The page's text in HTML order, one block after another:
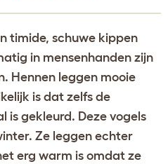
timide, schuwe kippen
in mensenhanden zijn
Hennen leggen mooie
is dat zelfs de
is gekleurd. Deze vogels
Ze leggen echter
erg warm is omdat ze